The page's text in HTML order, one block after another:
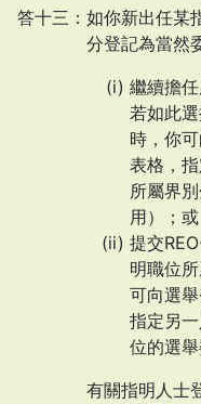
答十三：如你新出任某
分登記為當
繼續擔
若如此
時，你
表格，
所屬界
用）；或
提交
明職位
可向選
指定另
位的選
有關指明人士